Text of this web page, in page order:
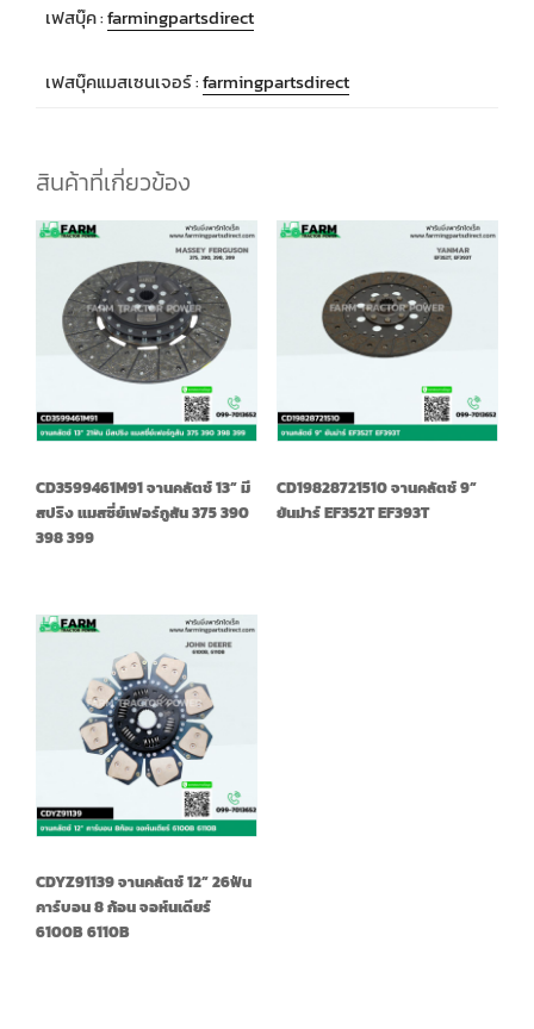
เฟสบุ๊ค :farmingpartsdirect
เฟสบุ๊คแมสเซนเจอร์ :farmingpartsdirect
สินค้าที่เกี่ยวข้อง
CD3599461M91 จานคลัตช์ 13” มี
สปริง แมสซี่ย์เฟอร์กูสัน 375 390
398 399
CD19828721510 จานคลัตช์ 9”
ยันม่าร์ EF352T EF393T
CDYZ91139 จานคลัตช์ 12” 26ฟัน
คาร์บอน 8 ก้อน จอห์นเดียร์
6100B 6110B